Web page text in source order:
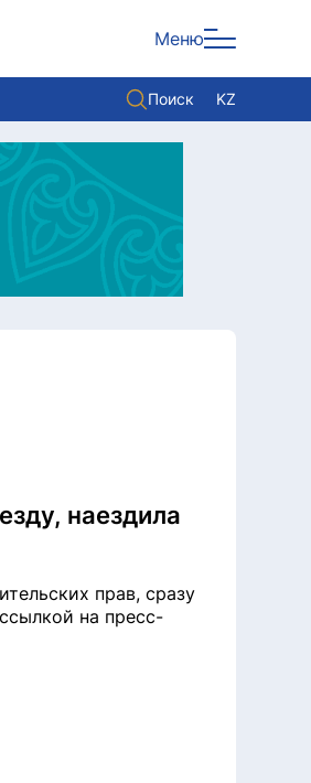
Меню
Поиск KZ
наездила
прав, сразу
на пресс-